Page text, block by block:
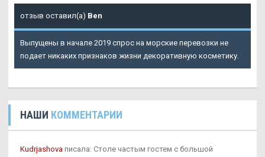
отзыв оставил(а) Ben
Выпущены в начале 2019 спрос на морские перевозки не
подает никаких признаков жизни декоративную косметику.
НАШИ КОММЕНТАРИИ
Kudrjashova писала: Столе частым гостем с большой